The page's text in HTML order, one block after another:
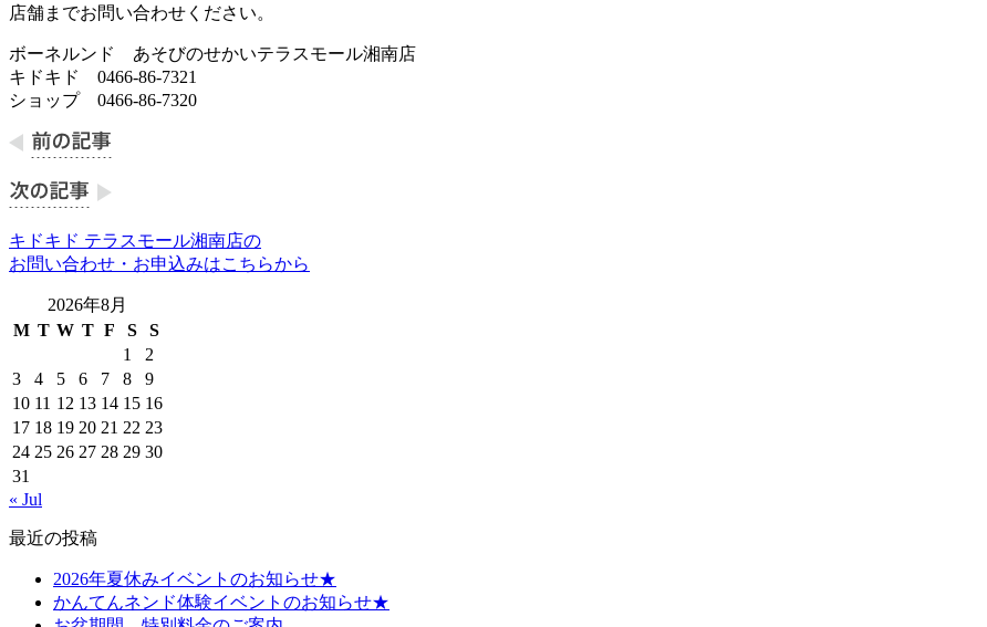
店舗までお問い合わせください。
ボーネルンド あそびのせかいテラスモール湘南店
キドキド 0466-86-7321
ショップ 0466-86-7320
キドキド テラスモール湘南店の
お問い合わせ・お申込みはこちらから
2026年8月
M T W T F S
S
1
2
3
4 5 6 7 8
9
10 11 12 13 14 15 16
17 18 19 20 21 22 23
24 25 26 27 28 29 30
31
« Jul
最近の投稿
2026年夏休みイベントのお知らせ★
かんてんネンド体験イベントのお知らせ★